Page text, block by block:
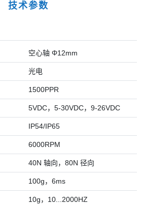
技术参数
空心轴 Φ12mm
光电
1500PPR
5VDC，5-30VDC，9-26VDC
IP54/IP65
6000RPM
40N 轴向，80N 径向
100g，6ms
10g，10...2000HZ